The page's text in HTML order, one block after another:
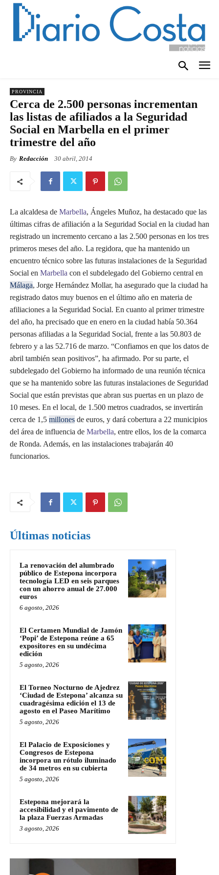
PROVINCIA
Cerca de 2.500 personas incrementan
las listas de afiliados a la Seguridad
Social en Marbella en el primer
trimestre del año
By Redacción 30 abril, 2014
La alcaldesa de Marbella, Ángeles Muñoz, ha destacado que las
últimas cifras de afiliación a la Seguridad Social en la ciudad han
registrado un incremento cercano a las 2.500 personas en los tres
primeros meses del año. La regidora, que ha mantenido un
encuentro técnico sobre las futuras instalaciones de la Seguridad
Social en Marbella con el subdelegado del Gobierno central en
Málaga, Jorge Hernández Mollar, ha asegurado que la ciudad ha
registrado datos muy buenos en el último año en materia de
afiliaciones a la Seguridad Social. En cuanto al primer trimestre
del año, ha precisado que en enero en la ciudad había 50.364
personas afiliadas a la Seguridad Social, frente a las 50.803 de
febrero y a las 52.716 de marzo. “Confiamos en que los datos de
abril también sean positivos”, ha afirmado. Por su parte, el
subdelegado del Gobierno ha informado de una reunión técnica
que se ha mantenido sobre las futuras instalaciones de Seguridad
Social que están previstas que abran sus puertas en un plazo de
10 meses. En el local, de 1.500 metros cuadrados, se invertirán
cerca de 1,5 millones de euros, y dará cobertura a 22 municipios
del área de influencia de Marbella, entre ellos, los de la comarca
de Ronda. Además, en las instalaciones trabajarán 40
funcionarios.
Últimas noticias
La renovación del alumbrado
público de Estepona incorpora
tecnología LED en seis parques
con un ahorro anual de 27.000
euros
6 agosto, 2026
El Certamen Mundial de Jamón
‘Popi’ de Estepona reúne a 65
expositores en su undécima
edición
5 agosto, 2026
El Torneo Nocturno de Ajedrez
‘Ciudad de Estepona’ alcanza su
cuadragésima edición el 13 de
agosto en el Paseo Marítimo
5 agosto, 2026
El Palacio de Exposiciones y
Congresos de Estepona
incorpora un rótulo iluminado
de 34 metros en su cubierta
5 agosto, 2026
Estepona mejorará la
accesibilidad y el pavimento de
la plaza Fuerzas Armadas
3 agosto, 2026